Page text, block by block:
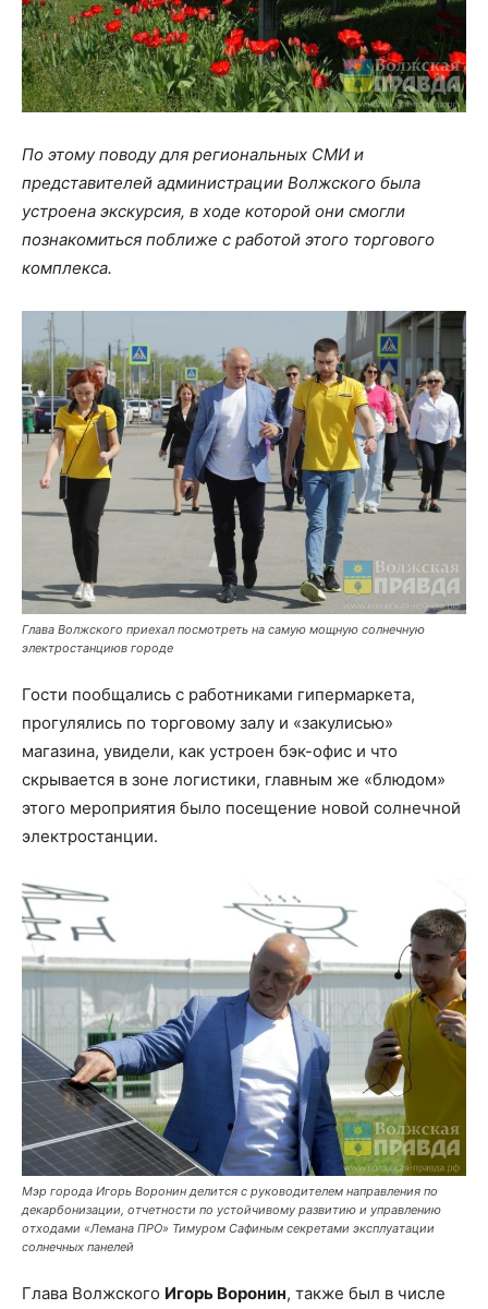
По этому поводу для региональных СМИ и
представителей администрации Волжского была
устроена экскурсия, в ходе которой они смогли
познакомиться поближе с работой этого торгового
комплекса.
Глава Волжского приехал посмотреть на самую мощную солнечную
электростанциюв городе
Гости пообщались с работниками гипермаркета,
прогулялись по торговому залу и «закулисью»
магазина, увидели, как устроен бэк-офис и что
скрывается в зоне логистики, главным же «блюдом»
этого мероприятия было посещение новой солнечной
электростанции.
Мэр города Игорь Воронин делится с руководителем направления по
декарбонизации, отчетности по устойчивому развитию и управлению
отходами «Лемана ПРО» Тимуром Сафиным секретами эксплуатации
солнечных панелей
Глава Волжского Игорь Воронин, также был в числе